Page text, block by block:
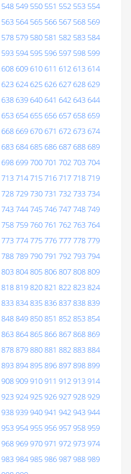
548 549 550 551 552 553 554
563 564 565 566 567 568 569
578 579 580 581 582 583 584
593 594 595 596 597 598 599
608609610611 612613614
623624625626627628629
638639640641 642643644
653654655656657658659
668669670671 672673674
683684685686687688689
698699700701 702703704
713714715716717718719
728729730731 732733734
743744745746747748749
758759760761 762763764
773774775776777778779
788789790791 792793794
803804805806807808809
818819820821 822823824
833834835836837838839
848849850851 852853854
863864865866867868869
878879880881 882883884
893894895896897898899
908909910911 912913914
923924925926927928929
938939940941 942943944
953954955956957958959
968969970971 972973974
983984985986987988989